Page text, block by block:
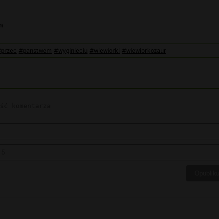
#panstwem #wyginieciu #wiewiorki #wiewiorkozaur